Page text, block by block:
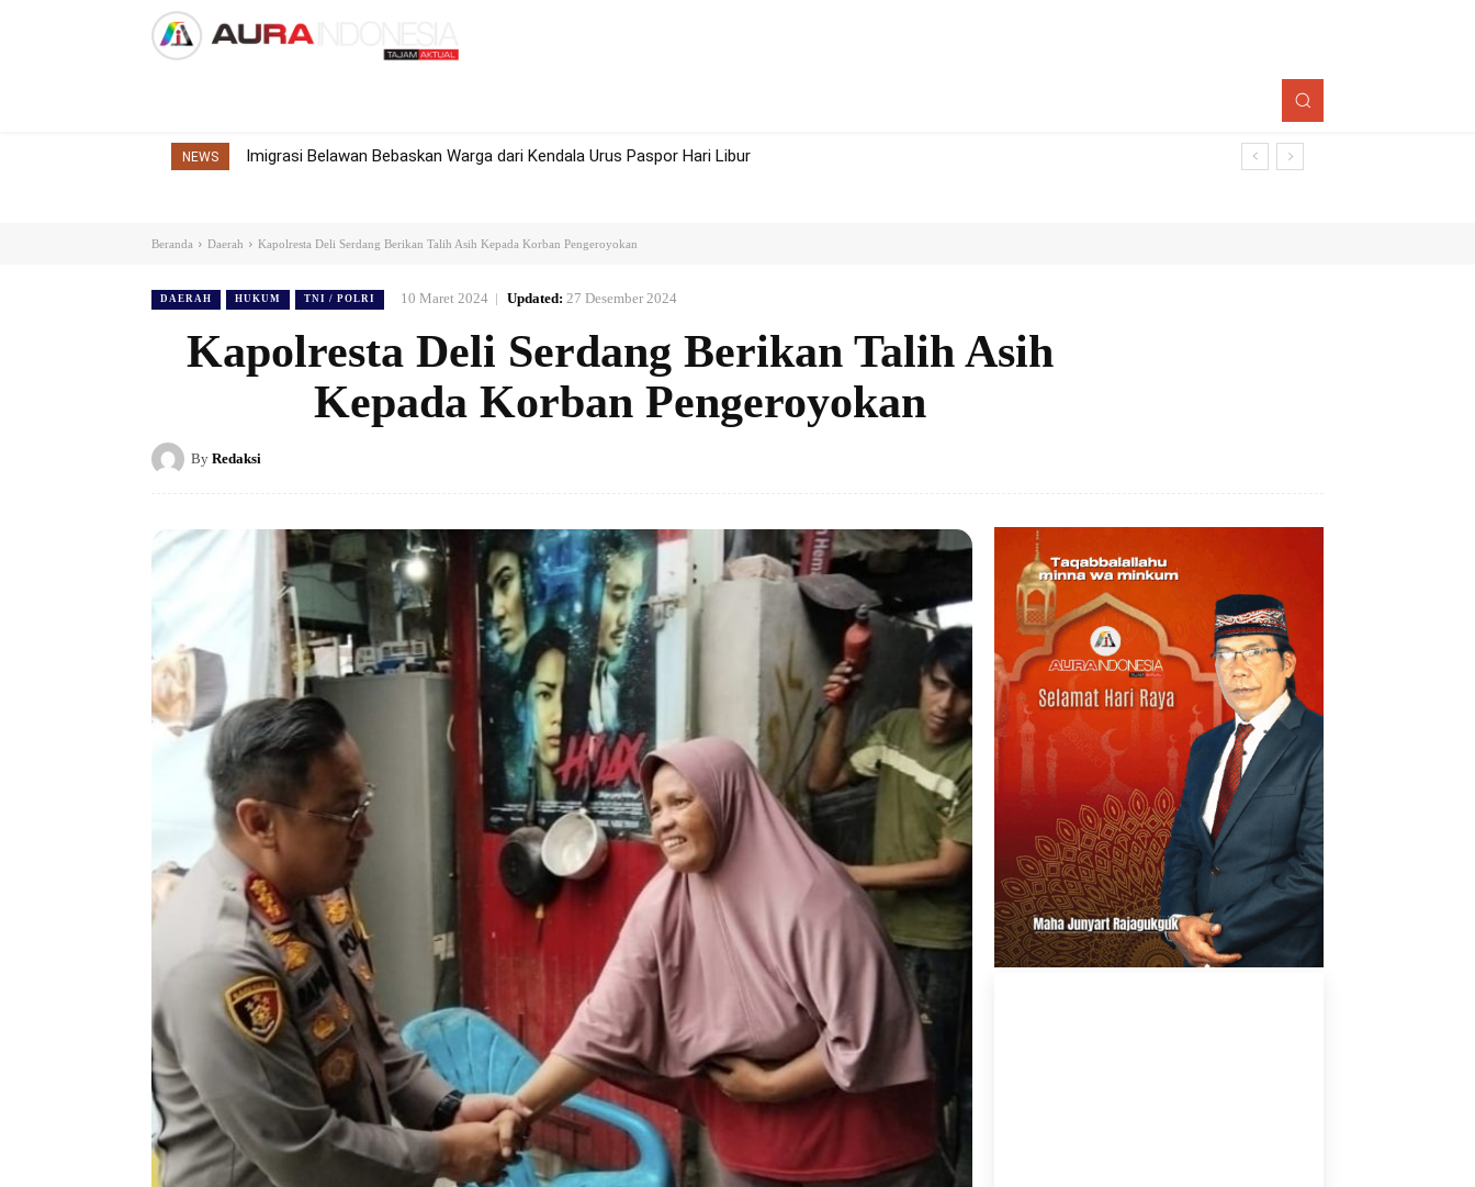
NEWS Imigrasi Belawan Bebaskan Warga dari Kendala Urus Paspor Hari Libur
Beranda Daerah Kapolresta Deli Serdang Berikan Talih Asih Kepada Korban Pengeroyokan
DAERAH HUKUM TNI / POLRI 10 Maret 2024 Updated: 27 Desember 2024
Kapolresta Deli Serdang Berikan Talih Asih
Kepada Korban Pengeroyokan
By Redaksi